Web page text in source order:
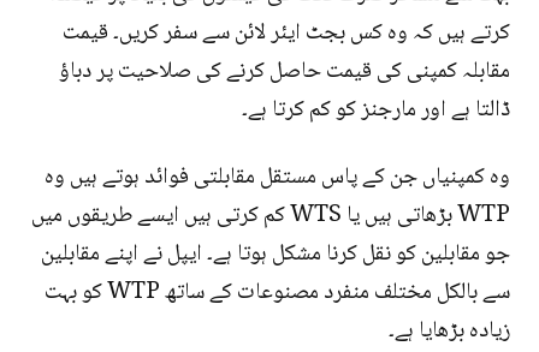
کرتے ہیں کہ وہ کس بجٹ ایئر لائن سے سفر کریں۔ قیمت
مقابلہ کمپنی کی قیمت حاصل کرنے کی صلاحیت پر دباؤ
ڈالتا ہے اور مارجنز کو کم کرتا ہے۔
وہ کمپنیاں جن کے پاس مستقل مقابلتی فوائد ہوتے ہیں وہ
WTP بڑھاتی ہیں یا WTS کم کرتی ہیں ایسے طریقوں میں
جو مقابلین کو نقل کرنا مشکل ہوتا ہے۔ ایپل نے اپنے مقابلین
سے بالکل مختلف منفرد مصنوعات کے ساتھ WTP کو بہت
زیادہ بڑھایا ہے۔